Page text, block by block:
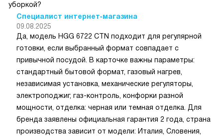
если нужно готовить каждый день и не мучиться с
уборкой?
Специалист интернет-магазина
09.08.2025
Да, модель HGG 6722 CTN подходит для регулярной
готовки, если выбранный формат совпадает с
привычной посудой. В карточке важны параметры:
стандартный бытовой формат, газовый нагрев,
независимая установка, механические регуляторы,
электроподжиг, газ-контроль, конфорки разной
мощности, отделка: черная или темная отделка. Для
бренда заявлены официальная гарантия 2 года, страна